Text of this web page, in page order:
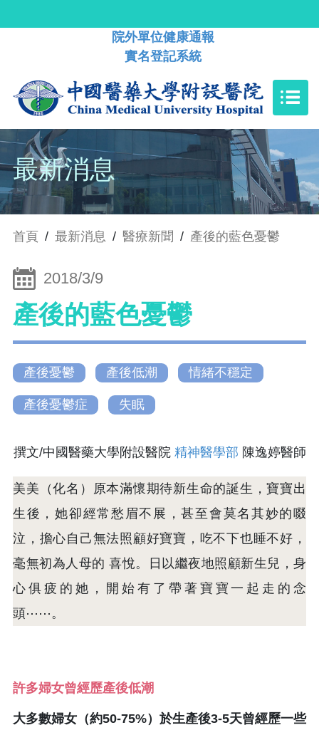
院外單位健康通報
實名登記系統
最新消息
首頁 / 最新消息 / 醫療新聞 / 產後的藍色憂鬱
2018/3/9
產後的藍色憂鬱
產後憂鬱 產後低潮 情緒不穩定
產後憂鬱症 失眠
撰文/中國醫藥大學附設醫院 精神醫學部 陳逸婷醫師
美美（化名）原本滿懷期待新生命的誕生，寶寶出
生後，她卻經常愁眉不展，甚至會莫名其妙的啜
泣，擔心自己無法照顧好寶寶，吃不下也睡不好，
毫無初為人母的 喜悅。日以繼夜地照顧新生兒，身
心俱疲的她，開始有了帶著寶寶一起走的念
頭⋯⋯。
許多婦女曾經歷產後低潮
大多數婦女（約50-75%）於生產後3-5天曾經歷一些